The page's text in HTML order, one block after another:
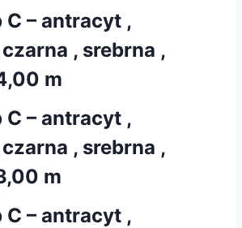
C – antracyt ,
, srebrna ,
m
C – antracyt ,
, srebrna ,
m
C – antracyt ,